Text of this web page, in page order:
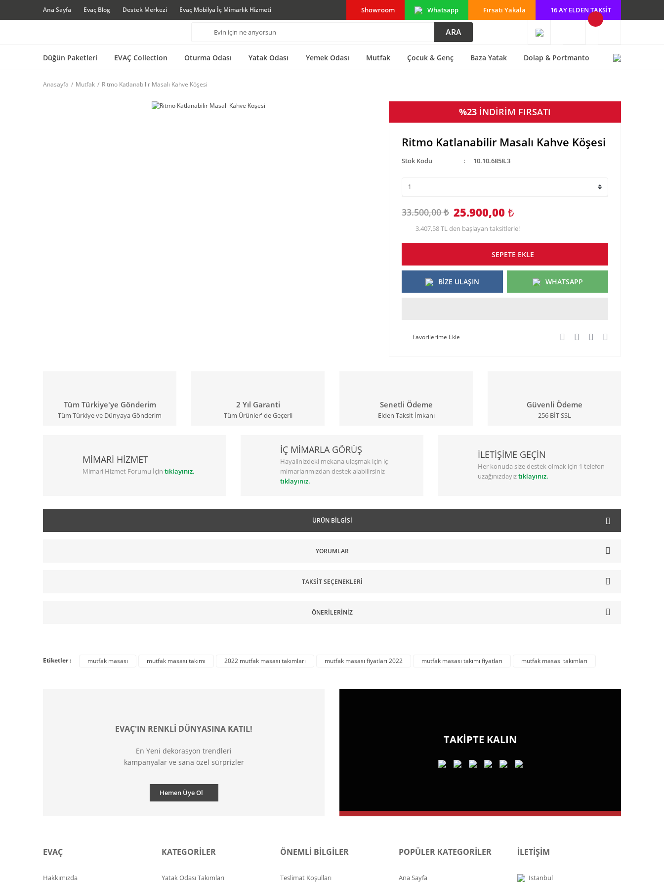
Ana Sayfa Evaç Blog Destek Merkezi Evaç Mobilya İç Mimarlık Hizmeti Showroom Whatsapp Fırsatı Yakala 16 AY ELDEN TAKSİT
ARA
Düğün Paketleri EVAÇ Collection Oturma Odası Yatak Odası Yemek Odası Mutfak Çocuk & Genç Baza Yatak Dolap & Portmanto
Anasayfa Mutfak Ritmo Katlanabilir Masalı Kahve Köşesi
%23 İNDİRİM FIRSATI
Ritmo Katlanabilir Masalı Kahve Köşesi
Stok Kodu 10.10.6858.3
33.500,00 ₺ 25.900,00 ₺
3.407,58 TL den başlayan taksitlerle!
SEPETE EKLE
BİZE ULAŞIN WHATSAPP
Tüm Türkiye'ye Gönderim
Tüm Türkiye ve Dünyaya Gönderim
2 Yıl Garanti
Tüm Ürünler' de Geçerli
Senetli Ödeme
Elden Taksit İmkanı
Güvenli Ödeme
256 BİT SSL
MİMARİ HİZMET
Mimari Hizmet Forumu İçin tıklayınız.
İÇ MİMARLA GÖRÜŞ
Hayalinizdeki mekana ulaşmak için iç
mimarlarımızdan destek alabilirsiniz
tıklayınız.
İLETİŞİME GEÇİN
Her konuda size destek olmak için 1 telefon
uzağınızdayıztıklayınız.
ÜRÜN BILGISI
YORUMLAR
TAKSIT SEÇENEKLERI
ÖNERILERINIZ
Etiketler : mutfak masası mutfak masası takımı 2022 mutfak masası takımları mutfak masası fiyatları 2022 mutfak masası takımı fiyatları mutfak masası takımları
EVAÇ'IN RENKLİ DÜNYASINA KATIL!
En Yeni dekorasyon trendleri
kampanyalar ve sana özel sürprizler
Hemen Üye Ol
TAKİPTE KALIN
EVAÇ
Hakkımızda
KATEGORİLER
Yatak Odası Takımları
ÖNEMLİ BİLGİLER
Teslimat Koşulları
POPÜLER KATEGORİLER
Ana Sayfa
İLETİŞİM
Istanbul